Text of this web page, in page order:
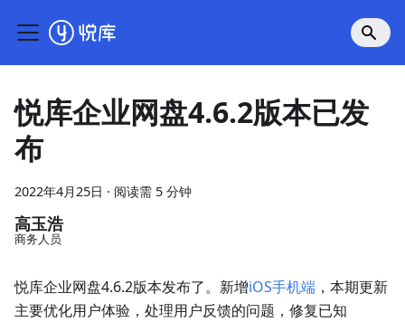
悦库企业网盘4.6.2版本已发
布
2022年4月25日 · 阅读需 5 分钟
高玉浩
商务人员
悦库企业网盘4.6.2版本发布了。新增iOS手机端 ，本期更新
主要优化用户体验，处理用户反馈的问题，修复已知